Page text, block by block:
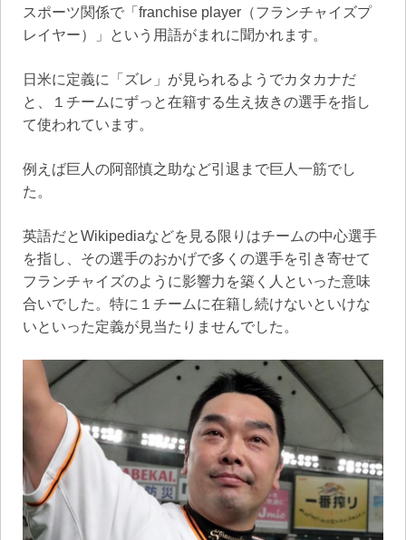
スポーツ関係で「franchise player（フランチャイズプ
レイヤー）」という用語がまれに聞かれます。
日米に定義に「ズレ」が見られるようでカタカナだ
と、１チームにずっと在籍する生え抜きの選手を指し
て使われています。
例えば巨人の阿部慎之助など引退まで巨人一筋でし
た。
英語だとWikipediaなどを見る限りはチームの中心選手
を指し、その選手のおかげで多くの選手を引き寄せて
フランチャイズのように影響力を築く人といった意味
合いでした。特に１チームに在籍し続けないといけな
いといった定義が見当たりませんでした。